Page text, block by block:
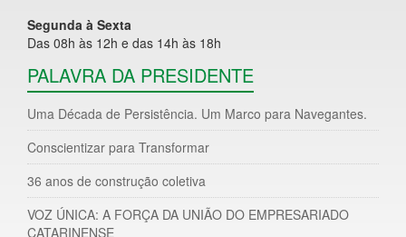
Segunda à Sexta
Das 08h às 12h e das 14h às 18h
PALAVRA DA PRESIDENTE
Uma Década de Persistência. Um Marco para Navegantes.
Conscientizar para Transformar
36 anos de construção coletiva
VOZ ÚNICA: A FORÇA DA UNIÃO DO EMPRESARIADO
CATARINENSE